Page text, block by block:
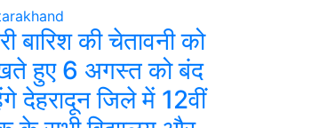
बारिश की चेतावनी को
हुए 6 अगस्त को बंद
देहरादून जिले में 12वीं